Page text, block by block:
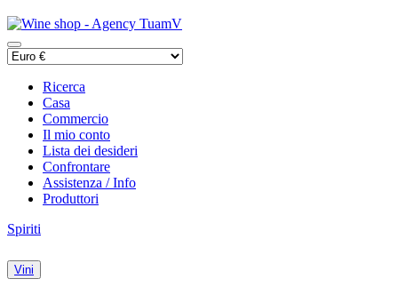
Ricerca
Casa
Commercio
Il mio conto
Lista dei desideri
Confrontare
Assistenza / Info
Produttori
Spiriti
Vini